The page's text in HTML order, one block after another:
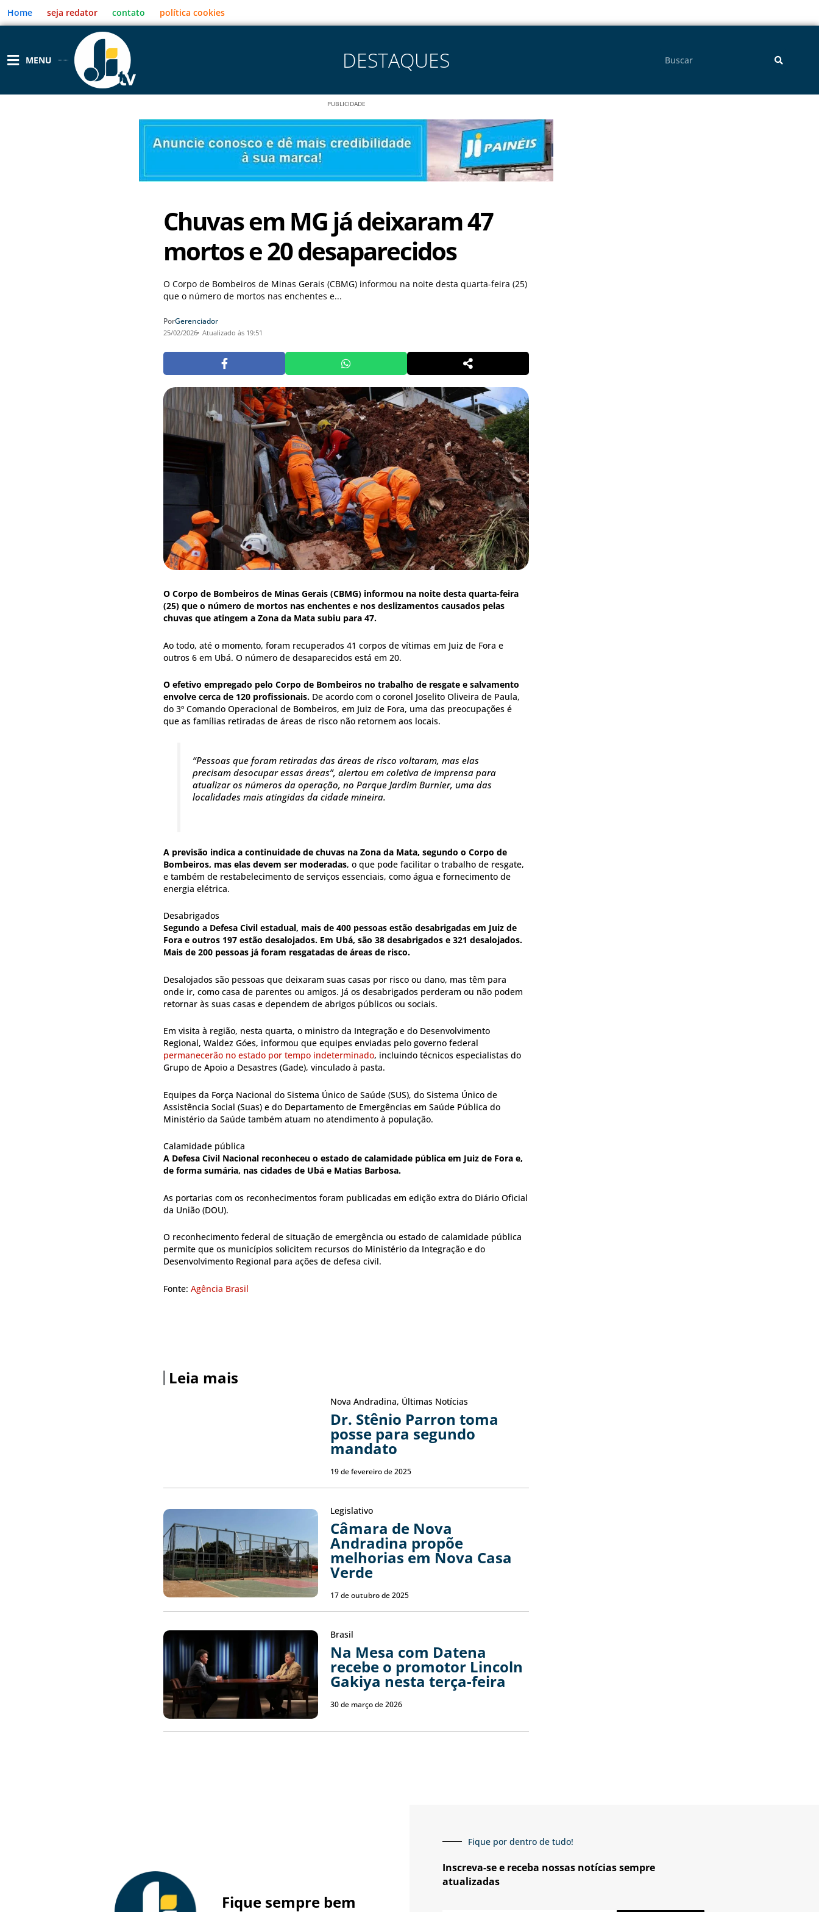
para
o
Home seja redator contato política cookies
MENU DESTAQUES
PUBLICIDADE
Chuvas em MG já deixaram 47
mortos e 20 desaparecidos
O Corpo de Bombeiros de Minas Gerais (CBMG) informou na noite desta quarta-feira (25)
que o número de mortos nas enchentes e...
PorGerenciador
25/02/2026 Atualizado às 19:51
O Corpo de Bombeiros de Minas Gerais (CBMG) informou na noite desta quarta-feira
(25) que o número de mortos nas enchentes e nos deslizamentos causados pelas
chuvas que atingem a Zona da Mata subiu para 47.
Ao todo, até o momento, foram recuperados 41 corpos de vítimas em Juiz de Fora e
outros 6 em Ubá. O número de desaparecidos está em 20.
O efetivo empregado pelo Corpo de Bombeiros no trabalho de resgate e salvamento
envolve cerca de 120 profissionais. De acordo com o coronel Joselito Oliveira de Paula,
do 3º Comando Operacional de Bombeiros, em Juiz de Fora, uma das preocupações é
que as famílias retiradas de áreas de risco não retornem aos locais.
“Pessoas que foram retiradas das áreas de risco voltaram, mas elas
precisam desocupar essas áreas”, alertou em coletiva de imprensa para
atualizar os números da operação, no Parque Jardim Burnier, uma das
localidades mais atingidas da cidade mineira.
A previsão indica a continuidade de chuvas na Zona da Mata, segundo o Corpo de
Bombeiros, mas elas devem ser moderadas, o que pode facilitar o trabalho de resgate,
e também de restabelecimento de serviços essenciais, como água e fornecimento de
energia elétrica.
Desabrigados
Segundo a Defesa Civil estadual, mais de 400 pessoas estão desabrigadas em Juiz de
Fora e outros 197 estão desalojados. Em Ubá, são 38 desabrigados e 321 desalojados.
Mais de 200 pessoas já foram resgatadas de áreas de risco.
Desalojados são pessoas que deixaram suas casas por risco ou dano, mas têm para
onde ir, como casa de parentes ou amigos. Já os desabrigados perderam ou não podem
retornar às suas casas e dependem de abrigos públicos ou sociais.
Em visita à região, nesta quarta, o ministro da Integração e do Desenvolvimento
Regional, Waldez Góes, informou que equipes enviadas pelo governo federal
permanecerão no estado por tempo indeterminado, incluindo técnicos especialistas do
Grupo de Apoio a Desastres (Gade), vinculado à pasta.
Equipes da Força Nacional do Sistema Único de Saúde (SUS), do Sistema Único de
Assistência Social (Suas) e do Departamento de Emergências em Saúde Pública do
Ministério da Saúde também atuam no atendimento à população.
Calamidade pública
A Defesa Civil Nacional reconheceu o estado de calamidade pública em Juiz de Fora e,
de forma sumária, nas cidades de Ubá e Matias Barbosa.
As portarias com os reconhecimentos foram publicadas em edição extra do Diário Oficial
da União (DOU).
O reconhecimento federal de situação de emergência ou estado de calamidade pública
permite que os municípios solicitem recursos do Ministério da Integração e do
Desenvolvimento Regional para ações de defesa civil.
Fonte: Agência Brasil
Leia mais
Nova Andradina, Últimas Notícias
Dr. Stênio Parron toma
posse para segundo
mandato
19 de fevereiro de 2025
Legislativo
Câmara de Nova
Andradina propõe
melhorias em Nova Casa
Verde
17 de outubro de 2025
Brasil
Na Mesa com Datena
recebe o promotor Lincoln
Gakiya nesta terça-feira
30 de março de 2026
Fique sempre bem
Fique por dentro de tudo!
Inscreva-se e receba nossas notícias sempre
atualizadas